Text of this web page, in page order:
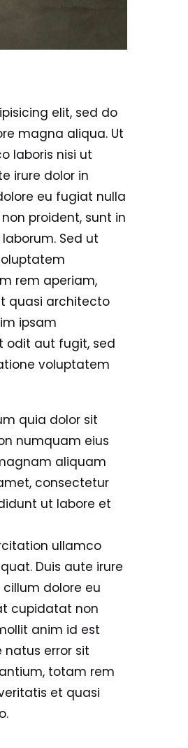
elit, sed do
magna aliqua. Ut
laboris nisi ut
irure dolor in
eu fugiat nulla
proident, sunt in
Sed ut
rem aperiam,
quasi architecto
ipsam
odit aut fugit, sed
voluptatem
quia dolor sit
numquam eius
aliquam
consectetur
ut labore et
ullamco
Duis aute irure
dolore eu
cupidatat non
anim id est
natus error sit
totam rem
et quasi